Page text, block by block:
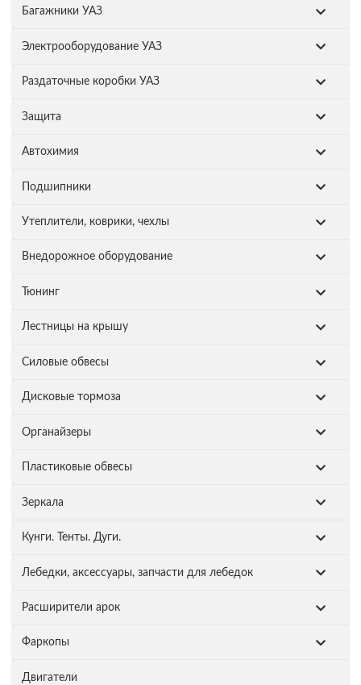
Багажники УАЗ
Электрооборудование УАЗ
Раздаточные коробки УАЗ
Защита
Автохимия
Подшипники
Утеплители, коврики, чехлы
Внедорожное оборудование
Тюнинг
Лестницы на крышу
Силовые обвесы
Дисковые тормоза
Органайзеры
Пластиковые обвесы
Зеркала
Кунги. Тенты. Дуги.
Лебедки, аксессуары, запчасти для лебедок
Расширители арок
Фаркопы
Двигатели